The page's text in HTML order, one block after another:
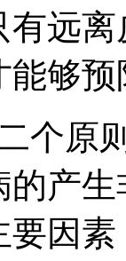
远
能够
个原
产
因